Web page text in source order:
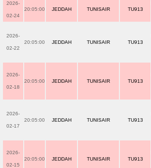
2026-
02-24
20:05:00 JEDDAH TUNISAIR TU913
2026-
02-22
20:05:00 JEDDAH TUNISAIR TU913
2026-
02-18
20:05:00 JEDDAH TUNISAIR TU913
2026-
02-17
20:05:00 JEDDAH TUNISAIR TU913
2026-
02-15
20:05:00 JEDDAH TUNISAIR TU913